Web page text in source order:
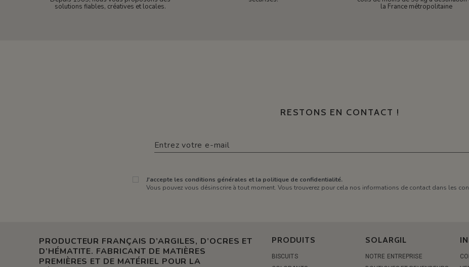
solutions fiables, créatives et locales. la France métropolitaine
RESTONS EN CONTACT !
J'accepte les conditions générales et la politique de confidentialité.
Vous pouvez vous désinscrire à tout moment. Vous trouverez pour cela nos informations de contact dans les
PRODUCTEUR FRANÇAIS D’ARGILES, D’OCRES ET
D’HÉMATITE. FABRICANT DE MATIÈRES
PREMIÈRES ET DE MATÉRIEL POUR LA
PRODUITS
BISCUITS
SOLARGIL
NOTRE ENTREPRISE